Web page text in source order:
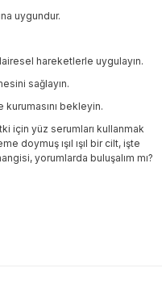
uygundur.
hareketlerle uygulayın.
sağlayın.
kurumasını bekleyin.
için yüz serumları kullanmak
doymuş ışıl ışıl bir cilt, işte
yorumlarda buluşalım mı?